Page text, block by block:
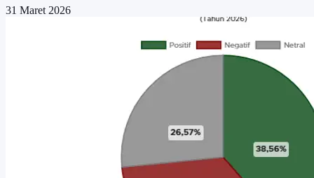
31 Maret 2026